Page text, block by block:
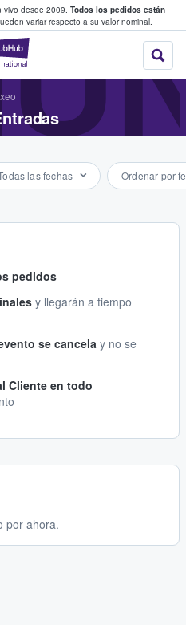
vivo desde 2009. Todos los pedidos están
variar respecto a su valor nominal.
StubHub:
entre fans
las fechas Ordenar por
pedidos
y llegarán a tiempo
se cancela y no se
Cliente en todo
por ahora.